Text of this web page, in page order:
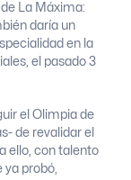
La Máxima:
daría un
en la
el pasado 3
el Olimpia de
de revalidar el
ello, con talento
probó,